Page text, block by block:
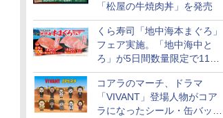
「松屋の牛焼肉丼」を発売
くら寿司「地中海本まぐろ」
フェア実施。「地中海中と
ろ」が5日間数量限定で110
円！
コアラのマーチ、ドラマ
「VIVANT」登場人物がコア
ラになったシール・缶バッジ